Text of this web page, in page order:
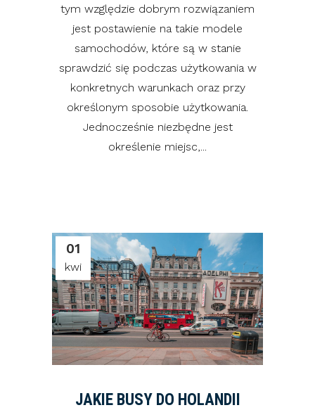
tym względzie dobrym rozwiązaniem
jest postawienie na takie modele
samochodów, które są w stanie
sprawdzić się podczas użytkowania w
konkretnych warunkach oraz przy
określonym sposobie użytkowania.
Jednocześnie niezbędne jest
określenie miejsc,...
01
kwi
JAKIE BUSY DO HOLANDII